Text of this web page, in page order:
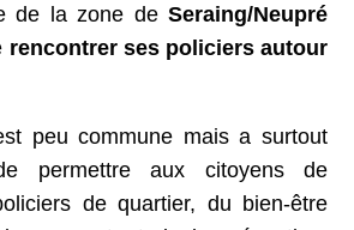
de la zone deSeraing/Neupré
rencontrer ses policiers autour
peu commune mais a surtout
permettre aux citoyens de
de quartier, du bien-être